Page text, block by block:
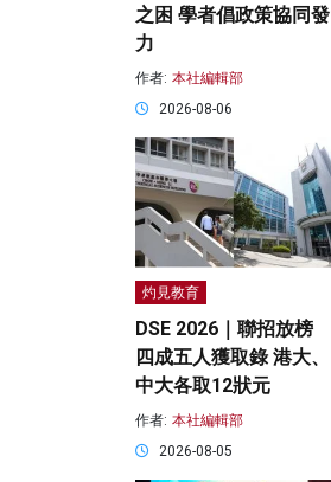
之困 學者倡政策協同發
力
作者: 本社編輯部
2026-08-06
灼見教育
DSE 2026｜聯招放榜
四成五人獲取錄 港大、
中大各取12狀元
作者: 本社編輯部
2026-08-05